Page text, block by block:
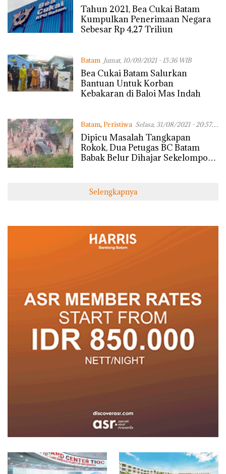
Tahun 2021, Bea Cukai Batam
Kumpulkan Penerimaan Negara
Sebesar Rp 4,27 Triliun
Batam Jumat, 10/09/2021 - 15:36 WIB
Bea Cukai Batam Salurkan
Bantuan Untuk Korban
Kebakaran di Baloi Mas Indah
Batam, Peristiwa Selasa, 31/08/2021 - 20:57
WIB
Dipicu Masalah Tangkapan
Rokok, Dua Petugas BC Batam
Babak Belur Dihajar Sekelompok
Selengkapnya